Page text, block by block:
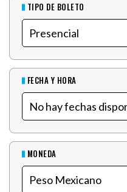
TIPO DE BOLETO
FECHA Y HORA
MONEDA